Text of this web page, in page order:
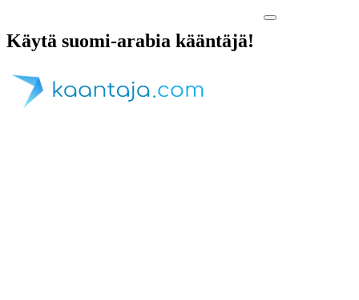
Käytä suomi-arabia kääntäjä!